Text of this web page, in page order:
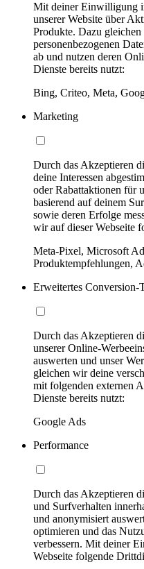
Mit deiner Einwilligung
unserer Website über
Produkte. Dazu
personenbezogenen
ab und nutzen deren
Dienste bereits nutzt:
Bing, Criteo, Meta,
Marketing
Durch das Akzeptieren
deine Interessen
oder Rabattaktionen für
basierend auf deinem
sowie deren Erfolge
wir auf dieser Webseite
Meta-Pixel, Microsoft
Produktempfehlungen,
Erweitertes Conversion-
Durch das Akzeptieren
unserer Online-
auswerten und unser
gleichen wir deine
mit folgenden externen
Dienste bereits nutzt:
Google Ads
Performance
Durch das Akzeptieren
und Surfverhalten
und anonymisiert
optimieren und das
verbessern. Mit deiner
Webseite folgende